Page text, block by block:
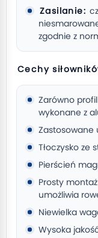
Zasilanie:
zgodnie z
Cechy
Zarówno
wykonane z
Zastosowane
Tłoczysko ze
Pierścień
Prosty
umożliwia
Niewielka
Wysoka